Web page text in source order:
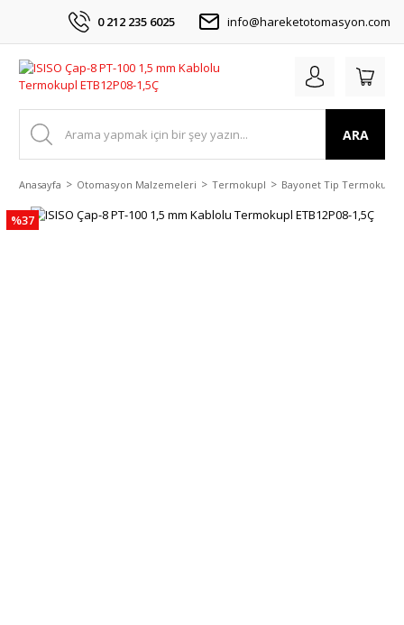
0 212 235 6025 info@hareketotomasyon.com
ARA
Anasayfa Otomasyon Malzemeleri Termokupl Bayonet Tip Termokupl
%37